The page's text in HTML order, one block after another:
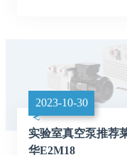
2023-10-30
实验室真空泵推荐
华E2M18